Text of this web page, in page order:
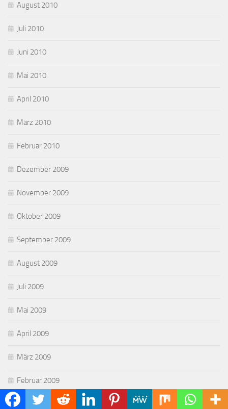
August 2010
Juli 2010
Juni 2010
Mai 2010
April 2010
März 2010
Februar 2010
Dezember 2009
November 2009
Oktober 2009
September 2009
August 2009
Juli 2009
Mai 2009
April 2009
März 2009
Februar 2009
Januar 2009